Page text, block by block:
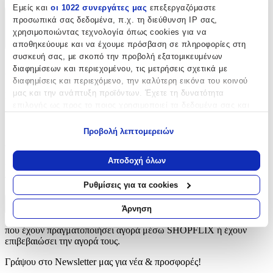
Εμείς και οι 1022 συνεργάτες μας επεξεργαζόμαστε
προσωπικά σας δεδομένα, π.χ. τη διεύθυνση IP σας,
χρησιμοποιώντας τεχνολογία όπως cookies για να
αποθηκεύουμε και να έχουμε πρόσβαση σε πληροφορίες στη
συσκευή σας, με σκοπό την προβολή εξατομικευμένων
διαφημίσεων και περιεχομένου, τις μετρήσεις σχετικά με
διαφημίσεις και περιεχόμενο, την καλύτερη εικόνα του κοινού
μας και την ανάπτυξη προϊόντων. Έχετε τη δυνατότητα
Να συλλέξουμε πληροφορίες σχετικά με τη γεωγραφική
σας τοποθεσία, οι οποίες μπορεί να είναι ακριβείς σε
απόσταση μερικών μέτρων
Να αναγνωρίσουμε τη συσκευή σας σαρώνοντας ενεργά
για συγκεκριμένα χαρακτηριστικά (δακτυλικό αποτύπωμα)
Μάθετε περισσότερα σχετικά με τον τρόπο επεξεργασίας των
προσωπικών σας δεδομένων και καθορίστε τις προτιμήσεις σας
στηνενότητα “Λεπτομέρειες”
Δήλωση Cookies.
Προβολή λεπτομερειών
Αποδοχή όλων
Ρυθμίσεις για τα cookies
Άρνηση
Χαρακτηριστικά
+
Χαρακτηριστικά
Είδος
Προς το παρόν δεν υπάρχουν άλλες αξιολογήσεις. Όταν
προστεθούν, θα εμφανιστούν εδώ.
Πώς υπολογίζεται η βαθμολογία
Η τελική βαθμολογία βασίζεται αποκλειστικά σε κριτικές χρηστών
που έχουν πραγματοποιήσει αγορά μέσω SHOPFLIX ή έχουν
επιβεβαιώσει την αγορά τους.
Γράψου στο Νewsletter μας για νέα & προσφορές!